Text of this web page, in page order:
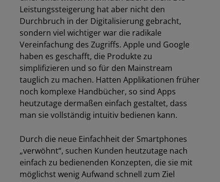
Leistungssteigerung hat aber nicht den
Durchbruch in der Digitalisierung gebracht,
sondern viel wichtiger war die radikale
Vereinfachung des Zugriffs. Apple und Google
haben es geschafft, die Produkte zu
simplifizieren und so für den Mainstream
tauglich zu machen. Hatten Applikationen früher
noch komplexe Handbücher, so sind Apps
heutzutage dermaßen einfach gestaltet, dass
man sie vollständig intuitiv bedienen kann.
Durch die neue Einfachheit der Smartphones
„verwöhnt“, suchen Kunden heutzutage nach
einfach zu bedienenden Konzepten, die sie mit
möglichst wenig Aufwand schnell zum Ziel